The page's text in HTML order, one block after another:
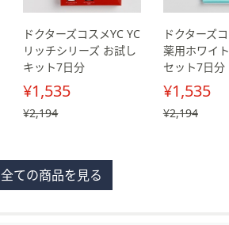
ドクターズコスメYC YC
リッチシリーズ お試し
キット7日分
¥1,535
, 過
格,
¥2,194
¥2,194
ドクターズ
薬用ホワイ
セット7日分
¥1,535
, 過
¥2,194
全ての商品を見る